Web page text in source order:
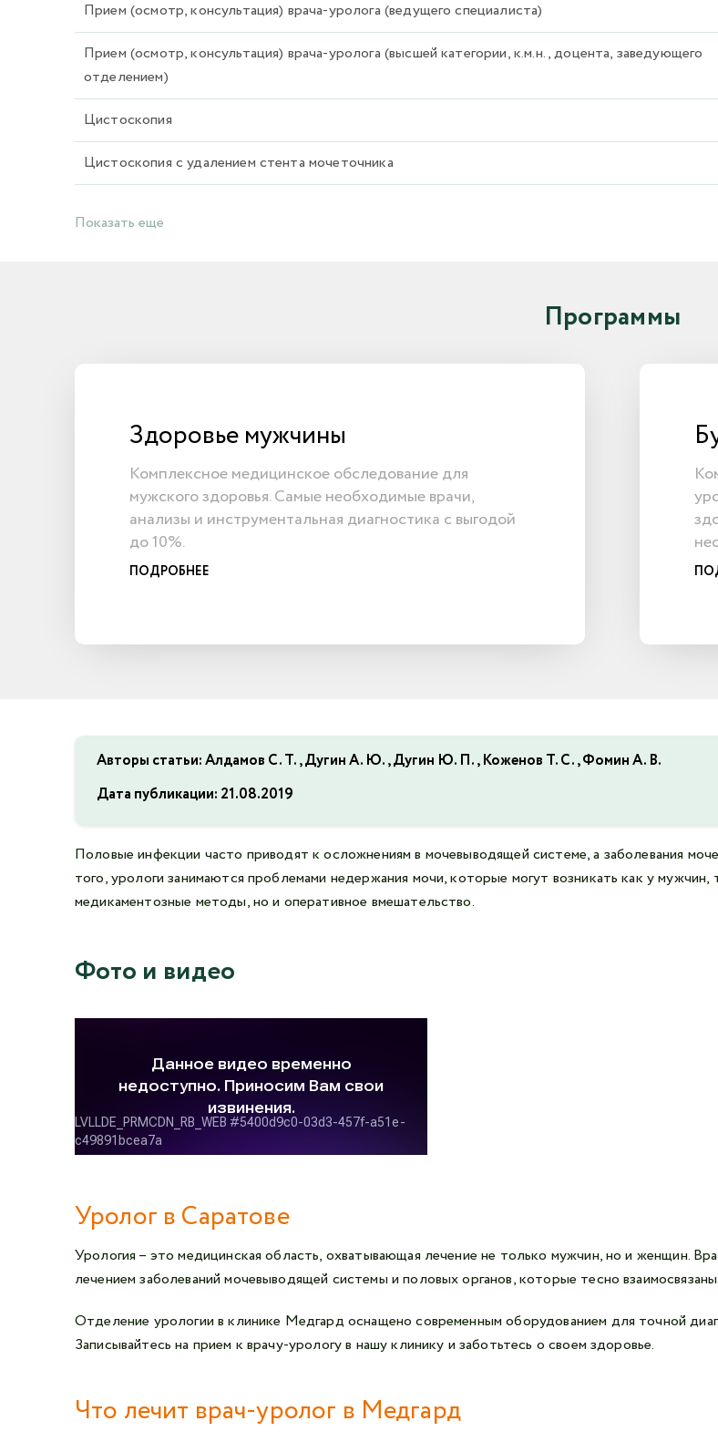
Прием (осмотр, консультация) врача-уролога (ведущего специалиста)
Прием (осмотр, консультация) врача-уролога (высшей категории, к.м.н., доцента, заведующего
отделением)
Цистоскопия
Цистоскопия с удалением стента мочеточника
Показать еще
Программы
Здоровье мужчины
Комплексное медицинское обследование для
мужского здоровья. Самые необходимые врачи,
анализы и инструментальная диагностика с выгодой
до 10%.
ПОДРОБНЕЕ
Авторы статьи: Алдамов С. Т., Дугин А. Ю., Дугин Ю. П., Коженов Т. С., Фомин А. В.
Дата публикации: 21.08.2019
Половые инфекции часто приводят к осложнениям в мочевыводящей системе, а заболевания
того, урологи занимаются проблемами недержания мочи, которые могут возникать как у
медикаментозные методы, но и оперативное вмешательство.
Фото и видео
Уролог в Саратове
Урология – это медицинская область, охватывающая лечение не только мужчин, но и женщин.
лечением заболеваний мочевыводящей системы и половых органов, которые тесно взаимосвязаны.
Отделение урологии в клинике Медгард оснащено современным оборудованием для точной
Записывайтесь на прием к врачу-урологу в нашу клинику и заботьтесь о своем здоровье.
Что лечит врач-уролог в Медгард